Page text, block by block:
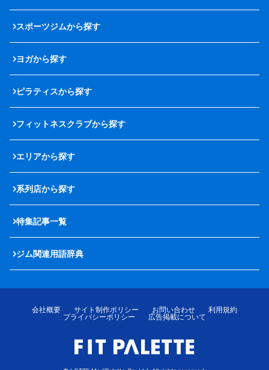
スポーツジムから探す
ヨガから探す
ピラティスから探す
フィットネスクラブから探す
エリアから探す
系列店から探す
特集記事一覧
ジム関連用語辞典
会社概要 サイト制作ポリシー お問い合わせ
利用規約
プライバシーポリシー
広告掲載について